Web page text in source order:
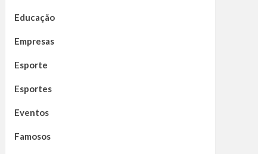
Educação
Empresas
Esporte
Esportes
Eventos
Famosos